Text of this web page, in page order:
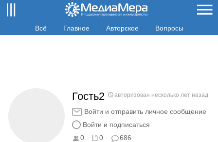
Всё Главное Авторское Вопросы
Гость2 авторизован несколько лет назад
Войти и отправить личное сообщение
Войти и подписаться
0
0 686